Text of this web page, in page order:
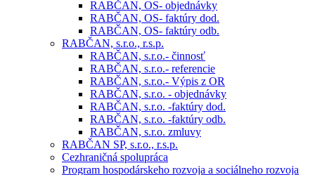
RABČAN, OS- objednávky
RABČAN, OS- faktúry dod.
RABČAN, OS- faktúry odb.
RABČAN, s.r.o., r.s.p.
RABČAN, s.r.o.- činnosť
RABČAN, s.r.o.- referencie
RABČAN, s.r.o.- Výpis z OR
RABČAN, s.r.o. - objednávky
RABČAN, s.r.o. -faktúry dod.
RABČAN, s.r.o. -faktúry odb.
RABČAN, s.r.o. zmluvy
RABČAN SP, s.r.o., r.s.p.
Cezhraničná spolupráca
Program hospodárskeho rozvoja a sociálneho rozvoja